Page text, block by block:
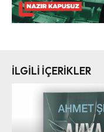
İLGİLİ İÇERİKLER